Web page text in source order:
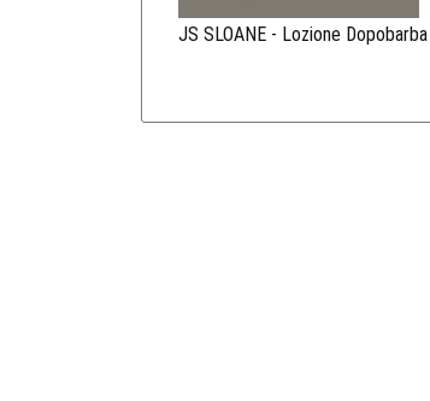
JS SLOANE - Lozione Dopobarba